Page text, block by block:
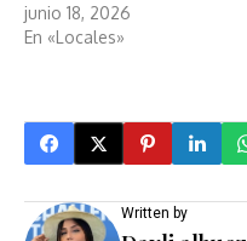
junio 18, 2026
En «Locales»
Written by